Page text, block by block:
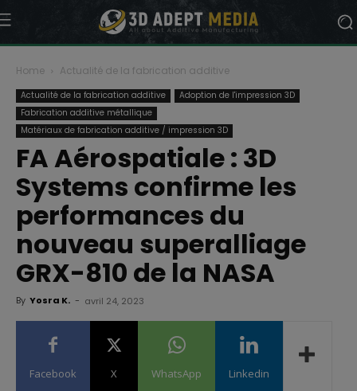
Home Actualité de la fabrication additive
Actualité de la fabrication additive
Adoption de l'impression 3D
Fabrication additive métallique
Matériaux de fabrication additive / impression 3D
FA Aérospatiale : 3D
Systems confirme les
performances du
nouveau superalliage
GRX-810 de la NASA
By Yosra K. - avril 24, 2023
Facebook X WhatsApp Linkedin